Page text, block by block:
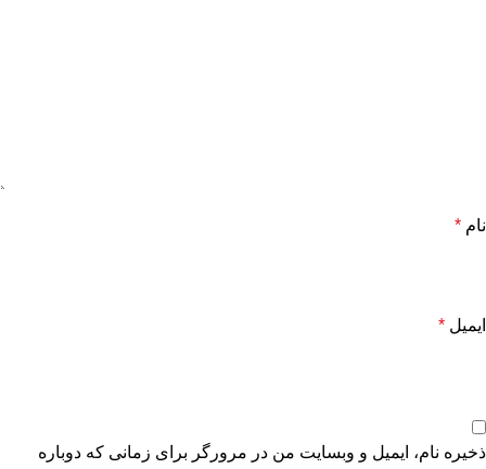
نام *
ایمیل *
ذخیره نام، ایمیل و وبسایت من در مرورگر برای زمانی که دوباره